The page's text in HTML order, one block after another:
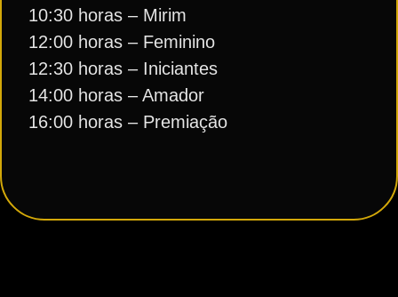
10:30 horas – Mirim
12:00 horas – Feminino
12:30 horas – Iniciantes
14:00 horas – Amador
16:00 horas – Premiação